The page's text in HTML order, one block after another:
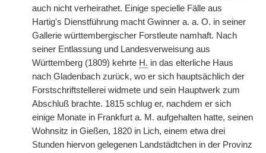
auch nicht verheirathet. Einige specielle Fälle aus
Hartig's Dienstführung macht Gwinner a. a. O. in seiner
Gallerie württembergischer Forstleute namhaft. Nach
seiner Entlassung und Landesverweisung aus
Württemberg (1809) kehrte H. in das elterliche Haus
nach Gladenbach zurück, wo er sich hauptsächlich der
Forstschriftstellerei widmete und sein Hauptwerk zum
Abschluß brachte. 1815 schlug er, nachdem er sich
einige Monate in Frankfurt a. M. aufgehalten hatte, seinen
Wohnsitz in Gießen, 1820 in Lich, einem etwa drei
Stunden hiervon gelegenen Landstädtchen in der Provinz